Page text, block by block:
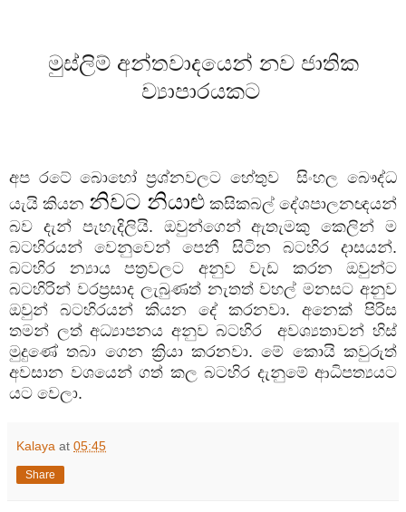
මුස්ලිම් අන්තවාදයෙන් නව ජාතික
ව්‍යාපාරයකට
අප රටේ බොහෝ ප්‍රශ්නවලට හේතුව සිංහල බෞද්ධ
යැයි කියන නිවට නියාළුකසිකබල් දේශපාලනඥයන්
බව දැන් පැහැදිලියි. ඔවුන්ගෙන් ඇතැමකු කෙලින් ම
බටහිරයන් වෙනුවෙන් පෙනී සිටින බටහිර දාසයන්.
බටහිර න්‍යාය පත්‍රවලට අනුව වැඩ කරන ඔවුන්ට
බටහිරින් වරප්‍රසාද ලැබුණත් නැතත් වහල් මනසට අනුව
ඔවුන් බටහිරයන් කියන දේ කරනවා. අනෙක් පිරිස
තමන් ලත් අධ්‍යාපනය අනුව බටහිර අවශ්‍යතාවන් හිස්
මුදුණේ තබා ගෙන ක්‍රියා කරනවා. මේ කොයි කවුරුත්
අවසාන වශයෙන් ගත් කල බටහිර දැනුමේ ආධිපත්‍යයට
යට වෙලා.
Kalaya at 05:45
Share